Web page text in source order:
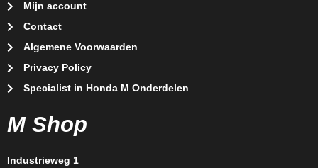
Mijn account
Contact
Algemene Voorwaarden
Privacy Policy
Specialist in Honda M Onderdelen
M Shop
Industrieweg 1